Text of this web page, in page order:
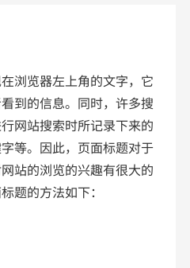
浏览器左上角的文字，它
到的信息。同时，许多搜
网站搜索时所记录下来的
等。因此，页面标题对于
站的浏览的兴趣有很大的
题的方法如下：